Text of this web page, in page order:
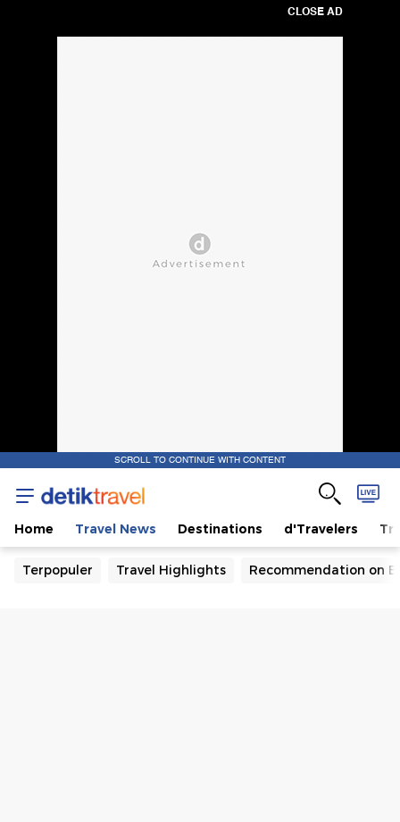
CLOSE AD
SCROLL TO CONTINUE WITH CONTENT
Home Travel News Destinations d'Travelers
Terpopuler Travel Highlights Recommendation on